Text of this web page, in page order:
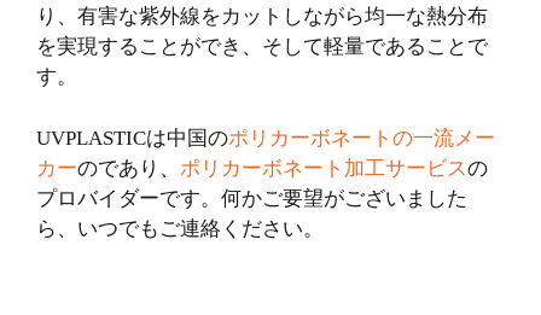
り、有害な紫外線をカットしながら均一な熱分布
を実現することができ、そして軽量であることで
す。
UVPLASTICは中国のポリカーボネートの一流メー
カーのであり、 ポリカーボネート加工サービスの
プロバイダーです。何かご要望がございました
ら、いつでもご連絡ください。